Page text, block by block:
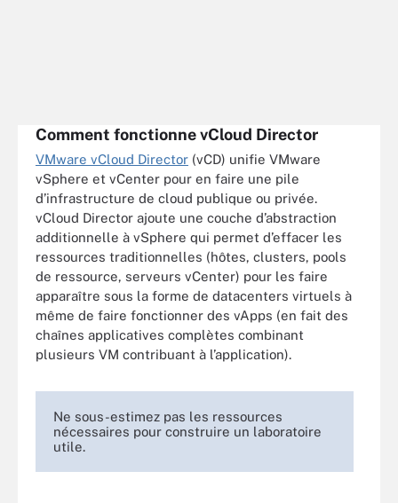
Comment fonctionne vCloud Director
VMware vCloud Director (vCD) unifie VMware
vSphere et vCenter pour en faire une pile
d’infrastructure de cloud publique ou privée.
vCloud Director ajoute une couche d’abstraction
additionnelle à vSphere qui permet d’effacer les
ressources traditionnelles (hôtes, clusters, pools
de ressource, serveurs vCenter) pour les faire
apparaître sous la forme de datacenters virtuels à
même de faire fonctionner des vApps (en fait des
chaînes applicatives complètes combinant
plusieurs VM contribuant à l’application).
Ne sous-estimez pas les ressources
nécessaires pour construire un laboratoire
utile.